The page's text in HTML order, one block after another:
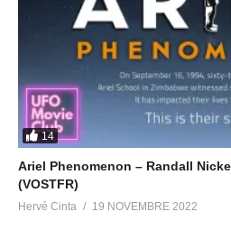
14
Ariel Phenomenon – Randall
(VOSTFR)
Hervé Cinta 19 NOVEMBRE 2022